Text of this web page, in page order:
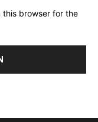
this browser for the